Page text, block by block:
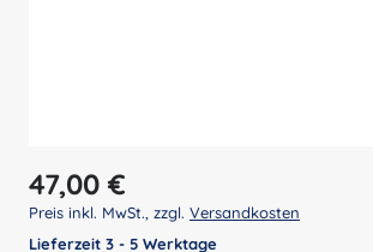
Regulärer Preis:
47,00 €
Preis inkl. MwSt., zzgl. Versandkosten
Lieferzeit 3 - 5 Werktage